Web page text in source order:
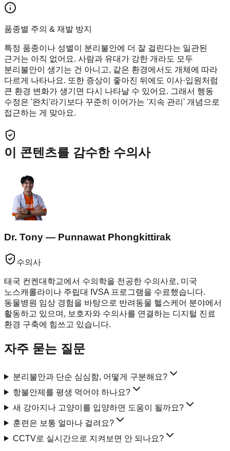
품종별 주의 & 재발 방지
특정 품종이나 성별이 분리불안에 더 잘 걸린다는 일관된
근거는 아직 없어요. 사람과 유대가 강한 개라도 모두
분리불안이 생기는 건 아니고, 같은 환경에서도 개체에 따라
다르게 나타나요. 또한 증상이 좋아진 뒤에도 이사·입원처럼
큰 환경 변화가 생기면 다시 나타날 수 있어요. 그래서 행동
수정은 '완치'라기보다 꾸준히 이어가는 '지속 관리' 개념으로
접근하는 게 맞아요.
이 콘텐츠를 감수한 수의사
Dr. Tony — Punnawat Phongkittirak
수의사
태국 컨켄대학교에서 수의학을 전공한 수의사로, 미국
노스캐롤라이나 주립대 IVSA 프로그램을 수료했습니다.
동물병원 임상 경험을 바탕으로 반려동물 헬스케어 분야에서
활동하고 있으며, 보호자와 수의사를 연결하는 디지털 진료
환경 구축에 힘쓰고 있습니다.
자주 묻는 질문
분리불안과 단순 심심함, 어떻게 구분해요?
항불안제를 평생 먹어야 하나요?
새 강아지나 고양이를 입양하면 도움이 될까요?
훈련은 보통 얼마나 걸려요?
CCTV로 실시간으로 지켜보면 안 되나요?